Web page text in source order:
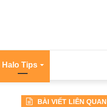
Halo Tips
BÀI VIẾT LIÊN QUAN